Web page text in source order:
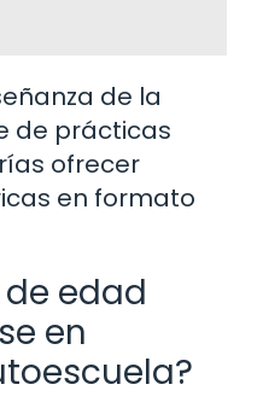
de la
de prácticas
ofrecer
en formato
edad
en